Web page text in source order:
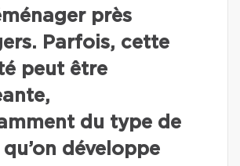
près
Parfois, cette
peut être
du type de
développe